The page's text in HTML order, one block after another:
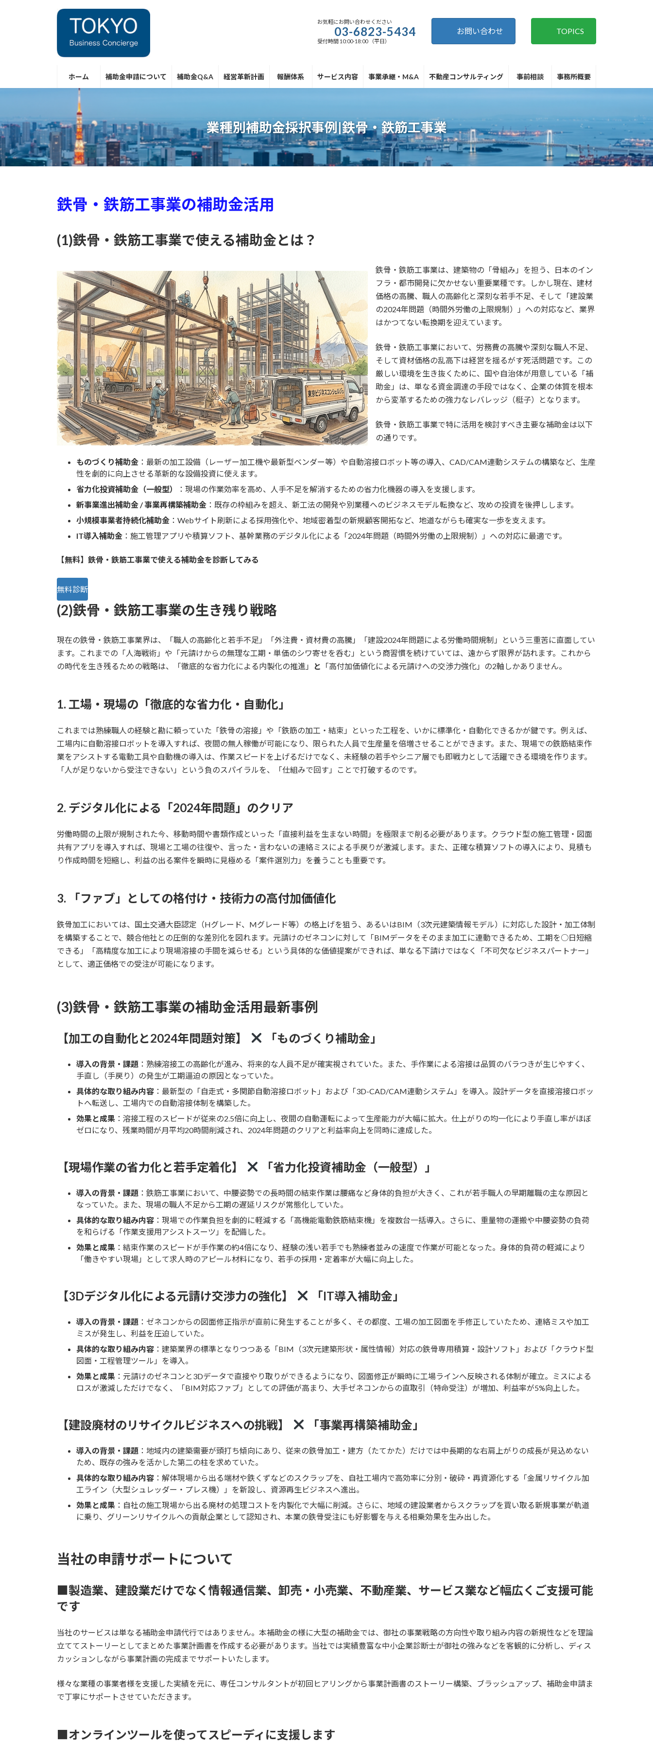
キ
に
お気軽にお問い合わせください
03-6823-5434
受付時間 10:00-18:00 （平日）
お問い合わせ TOPICS
ホーム 補助金申請について 補助金Q&A 経営革新計画 報酬体系 サービス内容 事業承継・M&A 不動産コンサルティング 事前相談 事務所概要
業種別補助金採択事例|鉄骨・鉄筋工事業
鉄骨・鉄筋工事業の補助金活用
(1)鉄骨・鉄筋工事業で使える補助金とは？
鉄骨・鉄筋工事業は、建築物の「骨組み」を担う、日本のイン
フラ・都市開発に欠かせない重要業種です。しかし現在、建材
価格の高騰、職人の高齢化と深刻な若手不足、そして「建設業
の2024年問題（時間外労働の上限規制）」への対応など、業界
はかつてない転換期を迎えています。
鉄骨・鉄筋工事業において、労務費の高騰や深刻な職人不足、
そして資材価格の乱高下は経営を揺るがす死活問題です。この
厳しい環境を生き抜くために、国や自治体が用意している「補
助金」は、単なる資金調達の手段ではなく、企業の体質を根本
から変革するための強力なレバレッジ（梃子）となります。
鉄骨・鉄筋工事業で特に活用を検討すべき主要な補助金は以下
の通りです。
ものづくり補助金 ：最新の加工設備（レーザー加工機や最新型ベンダー等）や自動溶接ロボット等の導入、CAD/CAM連動システムの構築など、生産
性を劇的に向上させる革新的な設備投資に使えます。
省力化投資補助金（一般型）
：現場の作業効率を高め、人手不足を解消するための省力化機器の導入を支援します。
新事業進出補助金 / 事業再構築補助金 ：既存の枠組みを超え、新工法の開発や別業種へのビジネスモデル転換など、攻めの投資を後押しします。
小規模事業者持続化補助金 ：Webサイト刷新による採用強化や、地域密着型の新規顧客開拓など、地道ながらも確実な一歩を支えます。
IT導入補助金 ：施工管理アプリや積算ソフト、基幹業務のデジタル化による「2024年問題（時間外労働の上限規制）」への対応に最適です。
【無料】鉄骨・鉄筋工事業で使える補助金を診断してみる
無料診断
(2)鉄骨・鉄筋工事業の生き残り戦略
現在の鉄骨・鉄筋工事業界は、「職人の高齢化と若手不足」「外注費・資材費の高騰」「建設2024年問題による労働時間規制」という三重苦に直面してい
ます。これまでの「人海戦術」や「元請けからの無理な工期・単価のシワ寄せを呑む」という商習慣を続けていては、遠からず限界が訪れます。これから
の時代を生き残るための戦略は、「徹底的な省力化による内製化の推進」
と 「高付加価値化による元請けへの交渉力強化」の2軸しかありません。
1. 工場・現場の「徹底的な省力化・自動化」
これまでは熟練職人の経験と勘に頼っていた「鉄骨の溶接」や「鉄筋の加工・結束」といった工程を、いかに標準化・自動化できるかが鍵です。例えば、
工場内に自動溶接ロボットを導入すれば、夜間の無人稼働が可能になり、限られた人員で生産量を倍増させることができます。また、現場での鉄筋結束作
業をアシストする電動工具や自動機の導入は、作業スピードを上げるだけでなく、未経験の若手やシニア層でも即戦力として活躍できる環境を作ります。
「人が足りないから受注できない」という負のスパイラルを、「仕組みで回す」ことで打破するのです。
2. デジタル化による「2024年問題」のクリア
労働時間の上限が規制された今、移動時間や書類作成といった「直接利益を生まない時間」を極限まで削る必要があります。クラウド型の施工管理・図面
共有アプリを導入すれば、現場と工場の往復や、言った・言わないの連絡ミスによる手戻りが激減します。また、正確な積算ソフトの導入により、見積も
り作成時間を短縮し、利益の出る案件を瞬時に見極める「案件選別力」を養うことも重要です。
3. 「ファブ」としての格付け・技術力の高付加価値化
鉄骨加工においては、国土交通大臣認定（Hグレード、Mグレード等）の格上げを狙う、あるいはBIM（3次元建築情報モデル）に対応した設計・加工体制
を構築することで、競合他社との圧倒的な差別化を図れます。元請けのゼネコンに対して「BIMデータをそのまま加工に連動できるため、工期を○日短縮
できる」「高精度な加工により現場溶接の手間を減らせる」という具体的な価値提案ができれば、単なる下請けではなく「不可欠なビジネスパートナー」
として、適正価格での受注が可能になります。
(3)鉄骨・鉄筋工事業の補助金活用最新事例
【加工の自動化と2024年問題対策】 「ものづくり補助金」
導入の背景・課題 ：熟練溶接工の高齢化が進み、将来的な人員不足が確実視されていた。また、手作業による溶接は品質のバラつきが生じやすく、
手直し（手戻り）の発生が工期逼迫の原因となっていた。
具体的な取り組み内容 ：最新型の「自走式・多関節自動溶接ロボット」および「3D-CAD/CAM連動システム」を導入。設計データを直接溶接ロボッ
トへ転送し、工場内での自動溶接体制を構築した。
効果と成果 ：溶接工程のスピードが従来の2.5倍に向上し、夜間の自動運転によって生産能力が大幅に拡大。仕上がりの均一化により手直し率がほぼ
ゼロになり、残業時間が月平均20時間削減され、2024年問題のクリアと利益率向上を同時に達成した。
【現場作業の省力化と若手定着化】 「省力化投資補助金（一般型）」
導入の背景・課題 ：鉄筋工事業において、中腰姿勢での長時間の結束作業は腰痛など身体的負担が大きく、これが若手職人の早期離職の主な原因と
なっていた。また、現場の職人不足から工期の遅延リスクが常態化していた。
具体的な取り組み内容 ：現場での作業負担を劇的に軽減する「高機能電動鉄筋結束機」を複数台一括導入。さらに、重量物の運搬や中腰姿勢の負荷
を和らげる「作業支援用アシストスーツ」を配備した。
効果と成果 ：結束作業のスピードが手作業の約4倍になり、経験の浅い若手でも熟練者並みの速度で作業が可能となった。身体的負荷の軽減により
「働きやすい現場」として求人時のアピール材料になり、若手の採用・定着率が大幅に向上した。
【3Dデジタル化による元請け交渉力の強化】 「IT導入補助金」
導入の背景・課題 ：ゼネコンからの図面修正指示が直前に発生することが多く、その都度、工場の加工図面を手修正していたため、連絡ミスや加工
ミスが発生し、利益を圧迫していた。
具体的な取り組み内容 ：建築業界の標準となりつつある「BIM（3次元建築形状・属性情報）対応の鉄骨専用積算・設計ソフト」および「クラウド型
図面・工程管理ツール」を導入。
効果と成果 ：元請けのゼネコンと3Dデータで直接やり取りができるようになり、図面修正が瞬時に工場ラインへ反映される体制が確立。ミスによる
ロスが激減しただけでなく、「BIM対応ファブ」としての評価が高まり、大手ゼネコンからの直取引（特命受注）が増加、利益率が5%向上した。
【建設廃材のリサイクルビジネスへの挑戦】 「事業再構築補助金」
導入の背景・課題 ：地域内の建築需要が頭打ち傾向にあり、従来の鉄骨加工・建方（たてかた）だけでは中長期的な右肩上がりの成長が見込めない
ため、既存の強みを活かした第二の柱を求めていた。
具体的な取り組み内容 ：解体現場から出る端材や鉄くずなどのスクラップを、自社工場内で高効率に分別・破砕・再資源化する「金属リサイクル加
工ライン（大型シュレッダー・プレス機）」を新設し、資源再生ビジネスへ進出。
効果と成果 ：自社の施工現場から出る廃材の処理コストを内製化で大幅に削減。さらに、地域の建設業者からスクラップを買い取る新規事業が軌道
に乗り、グリーンリサイクルへの貢献企業として認知され、本業の鉄骨受注にも好影響を与える相乗効果を生み出した。
当社の申請サポートについて
■製造業、建設業だけでなく情報通信業、卸売・小売業、不動産業、サービス業など幅広くご支援可能
です
当社のサービスは単なる補助金申請代行ではありません。本補助金の様に大型の補助金では、御社の事業戦略の方向性や取り組み内容の新規性などを理論
立ててストーリーとしてまとめた事業計画書を作成する必要があります。当社では実績豊富な中小企業診断士が御社の強みなどを客観的に分析し、ディス
カッションしながら事業計画の完成までサポートいたします。
様々な業種の事業者様を支援した実績を元に、専任コンサルタントが初回ヒアリングから事業計画書のストーリー構築、ブラッシュアップ、補助金申請ま
で丁寧にサポートさせていただきます。
■オンラインツールを使ってスピーディに支援します